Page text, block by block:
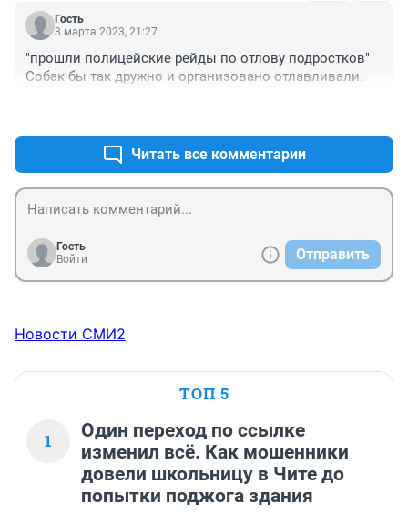
Гость
3 марта 2023, 21:27
"прошли полицейские рейды по отлову подростков"
Собак бы так дружно и организовано отлавливали.
Читать все комментарии
Гость
Войти
Отправить
Новости СМИ2
ТОП 5
1
Один переход по ссылке
изменил всё. Как мошенники
довели школьницу в Чите до
попытки поджога здания